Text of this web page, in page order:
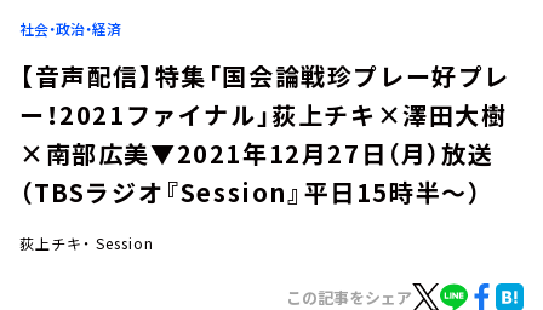
今日の番組表
社会・政治・経済
【音声配信】特集「国会論戦珍プレー好プレ
ー！2021ファイナル」荻上チキ×澤田大樹
×南部広美▼2021年12月27日（月）放送
（TBSラジオ『Session』平日15時半～）
荻上チキ・ Session
この記事をシェア